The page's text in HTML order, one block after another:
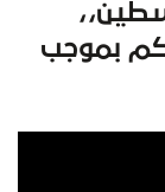
بموجب